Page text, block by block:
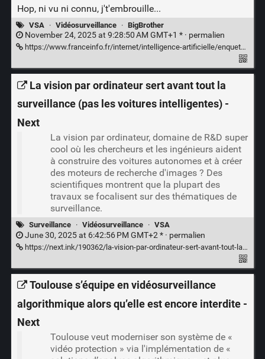
Hop, ni vu ni connu, j't'embrouille...
VSA · Vidéosurveillance · BigBrother
November 24, 2025 at 9:28:50 AM GMT+1 * · permalien
https://www.franceinfo.fr/internet/intelligence-artificielle/enquete-franceinfo-il-y-a-une-enorme-opacite-comment-la-videosurveillance-algorithmique-se-developpe-en-toute-discretion-en-france_7493239.html
La vision par ordinateur sert avant tout la
surveillance (pas les voitures intelligentes) -
Next
La vision par ordinateur, domaine de R&D super
cool où les chercheurs et les ingénieurs aident
à construire des voitures autonomes et à créer
des moteurs de recherche d'images ? Des
scientifiques montrent que la plupart des
travaux se focalisent sur des thématiques de
surveillance.
Surveillance · Vidéosurveillance · VSA
June 30, 2025 at 6:42:56 PM GMT+2 * · permalien
https://next.ink/190362/la-vision-par-ordinateur-sert-avant-tout-la-surveillance-pas-les-voitures-intelligentes/
Toulouse s’équipe en vidéosurveillance
algorithmique alors qu’elle est encore interdite -
Next
Toulouse veut moderniser son système de «
vidéo protection » via l'implémentation de «